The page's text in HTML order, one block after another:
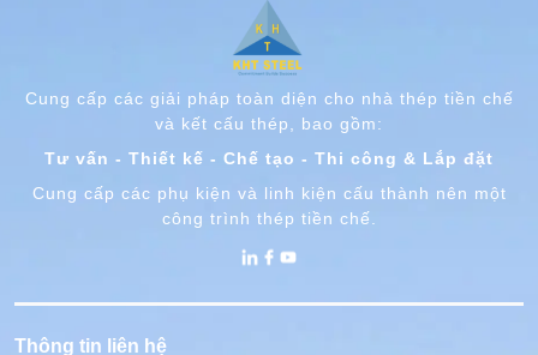
Cung cấp các giải pháp toàn diện cho nhà thép tiền chế
và kết cấu thép, bao gồm:
Tư vấn - Thiết kế - Chế tạo - Thi công & Lắp đặt
Cung cấp các phụ kiện và linh kiện cấu thành nên một
công trình thép tiền chế.
Thông tin liên hệ